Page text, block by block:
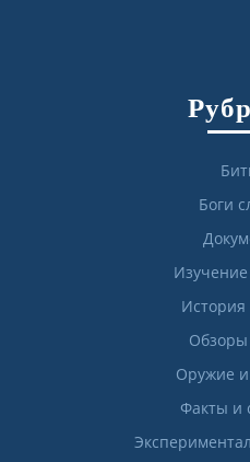
Боги
История
Обзоры
Оружие и
Факты и